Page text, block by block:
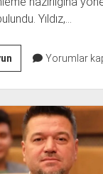
Yıldız,…
MURAT
YILDIZ’DAN
HOBİ
BAHÇELERİ
DÜZENLEMESİNE
DESTEK
Yorumlar